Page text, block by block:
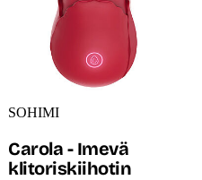
SOHIMI
Carola - Imevä
klitoriskiihotin